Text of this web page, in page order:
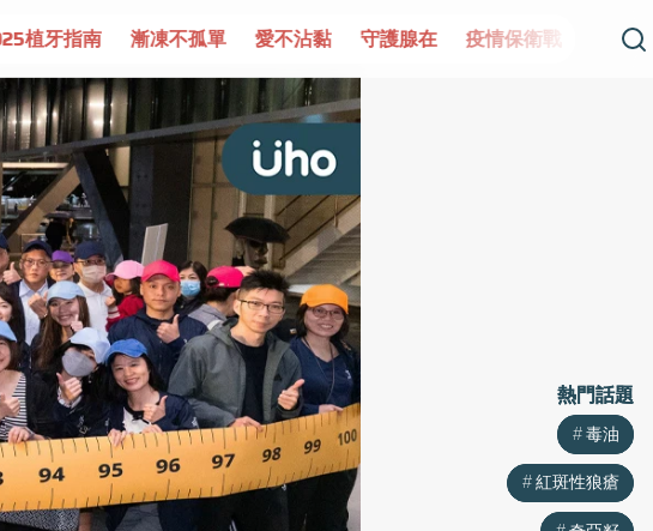
漸凍不孤單 愛不沾黏 守護腺在 疫情保衛戰 再生醫學 愛的
熱門話題
毒油
紅斑性狼瘡
熱門話題
毒油
紅斑性狼瘡